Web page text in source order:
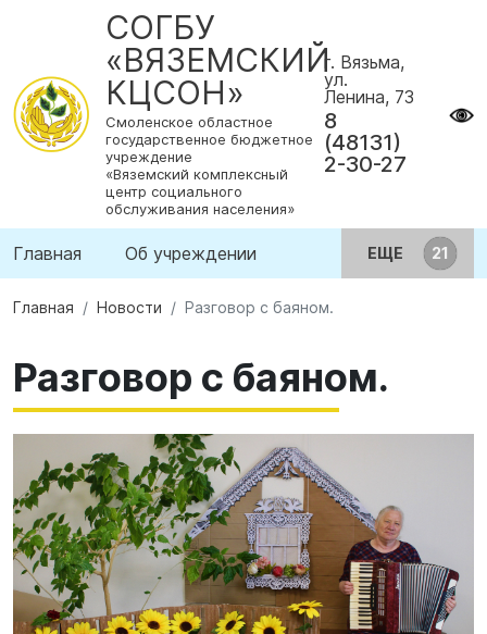
СОГБУ
«ВЯЗЕМСКИЙ
КЦСОН»
Смоленское областное
государственное бюджетное
учреждение
«Вяземский комплексный
центр социального
обслуживания населения»
г. Вязьма,
ул.
Ленина, 73
8
(48131)
2-30-27
Главная Об учреждении ЕЩЕ
Главная Новости Разговор с баяном.
Разговор с баяном.